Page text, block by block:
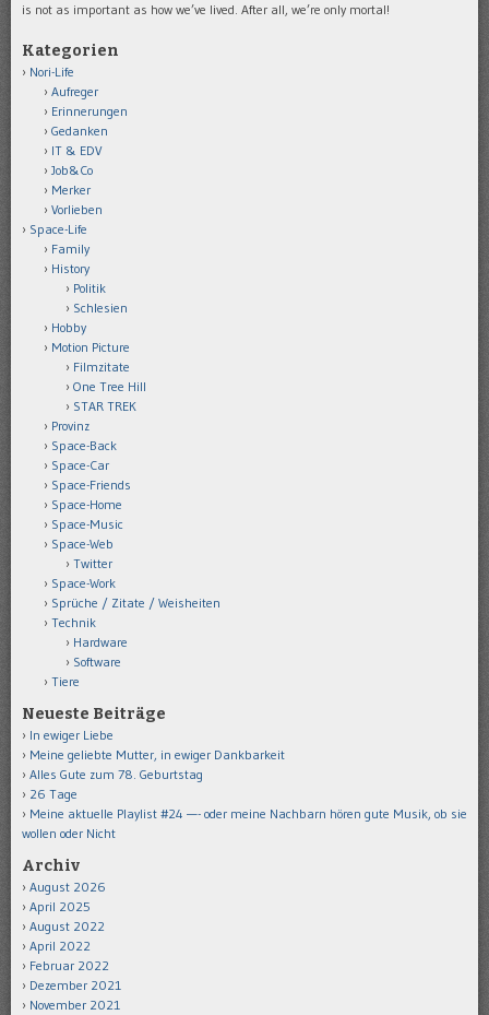
is not as important as how we’ve lived. After all, we’re only mortal!
Kategorien
Nori-Life
Aufreger
Erinnerungen
Gedanken
IT & EDV
Job&Co
Merker
Vorlieben
Space-Life
Family
History
Politik
Schlesien
Hobby
Motion Picture
Filmzitate
One Tree Hill
STAR TREK
Provinz
Space-Back
Space-Car
Space-Friends
Space-Home
Space-Music
Space-Web
Twitter
Space-Work
Sprüche / Zitate / Weisheiten
Technik
Hardware
Software
Tiere
Neueste Beiträge
In ewiger Liebe
Meine geliebte Mutter, in ewiger Dankbarkeit
Alles Gute zum 78. Geburtstag
26 Tage
Meine aktuelle Playlist #24 —- oder meine Nachbarn hören gute Musik, ob sie
wollen oder Nicht
Archiv
August 2026
April 2025
August 2022
April 2022
Februar 2022
Dezember 2021
November 2021